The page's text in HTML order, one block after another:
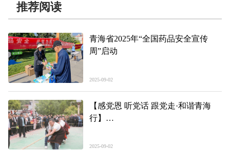
推荐阅读
青海省2025年“全国药品安全宣传
周”启动
2025-09-02
【感党恩 听党话 跟党走·和谐青海
行】
2025-09-02